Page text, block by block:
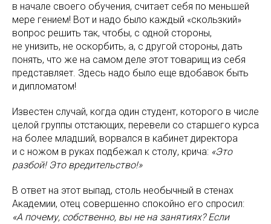
в начале своего обучения, считает себя по меньшей
мере гением! Вот и надо было каждый «скользкий»
вопрос решить так, чтобы, с одной стороны,
не унизить, не оскорбить, а, с другой стороны, дать
понять, что же на самом деле этот товарищ из себя
представляет. Здесь надо было еще вдобавок быть
и дипломатом!
Известен случай, когда один студент, которого в числе
целой группы отстающих, перевели со старшего курса
на более младший, ворвался в кабинет директора
и с ножом в руках подбежал к столу, крича: «Это
разбой! Это вредительство!»
В ответ на этот выпад, столь необычный в стенах
Академии, отец совершенно спокойно его спросил:
«А почему, собственно, вы не на занятиях? Если